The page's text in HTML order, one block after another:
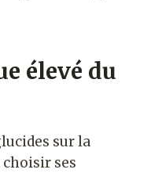
élevé du
sur la
ses